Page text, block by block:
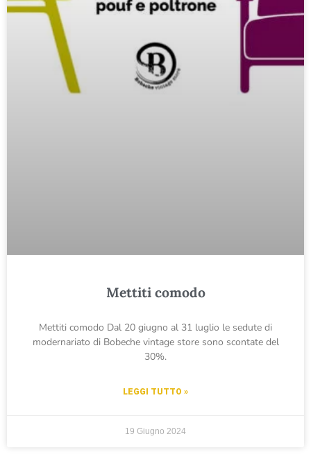
Mettiti comodo
Mettiti comodo Dal 20 giugno al 31 luglio le sedute di
modernariato di Bobeche vintage store sono scontate del
30%.
LEGGI TUTTO »
19 Giugno 2024